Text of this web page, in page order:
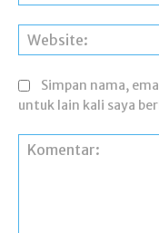
Simpan nama,
untuk lain kali saya